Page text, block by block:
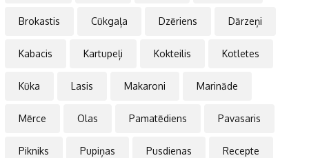
Brokastis Cūkgaļa Dzēriens Dārzeņi
Kabacis Kartupeļi Kokteilis Kotletes
Kūka Lasis Makaroni Marināde
Mērce Olas Pamatēdiens Pavasaris
Pikniks Pupiņas Pusdienas Recepte